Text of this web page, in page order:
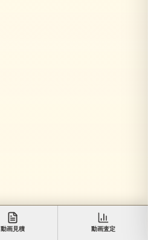
動画見積 動画査定